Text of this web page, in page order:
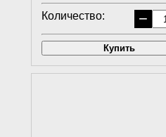
Количество: −
Купить